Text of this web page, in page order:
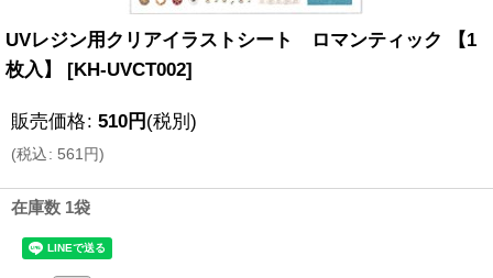
UVレジン用クリアイラストシート ロマンティック 【1
枚入】
[KH-UVCT002]
販売価格: 510円 (税別)
(税込: 561 円)
在庫数 1袋